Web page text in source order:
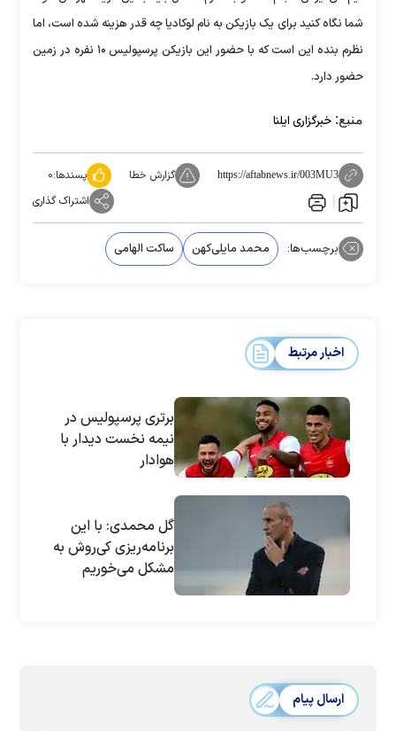
شما نگاه کنید برای یک بازیکن به نام لوکادیا چه قدر هزینه شده است، اما
نظرم بنده این است که با حضور این بازیکن پرسپولیس ۱۰ نفره در زمین
حضور دارد.
منبع: خبرگزاری ایلنا
https://aftabnews.ir/003MU3 گزارش خطا پسندها:۰
اشتراک گذاری
برچسب‌ها: محمد مایلی‌کهن ساکت الهامی
اخبار مرتبط
برتری پرسپولیس در
نیمه نخست دیدار با
هوادار
گل محمدی: با این
برنامه‌ریزی کی‌روش به
مشکل می‌خوریم
ارسال پیام